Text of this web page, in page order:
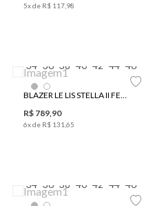
5x de R$ 117 98
34 36 38 40 42 44 46
BLAZER LE LIS STELLA II FEMININO
R$ 789,90
6x de R$ 131 65
34 36 38 40 42 44 46